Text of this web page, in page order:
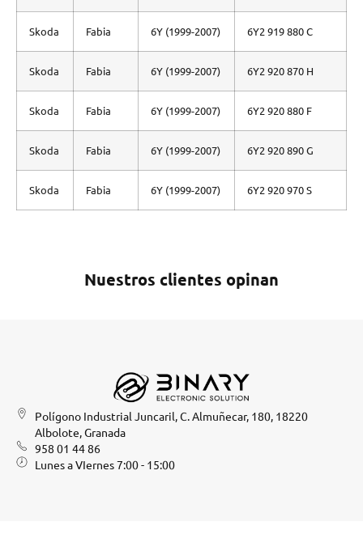
Skoda Fabia 6Y (1999-2007) 6Y2 919 880 C
Skoda Fabia 6Y (1999-2007) 6Y2 920 870 H
Skoda Fabia 6Y (1999-2007) 6Y2 920 880 F
Skoda Fabia 6Y (1999-2007) 6Y2 920 890 G
Skoda Fabia 6Y (1999-2007) 6Y2 920 970 S
Nuestros clientes opinan
Polígono Industrial Juncaril, C. Almuñecar, 180, 18220
Albolote, Granada
958 01 44 86
Lunes a VIernes 7:00 - 15:00